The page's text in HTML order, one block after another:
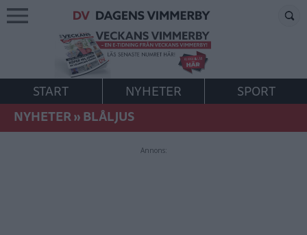
START NYHETER
SPORT
NYHETER»BLÅLJUS
Annons: